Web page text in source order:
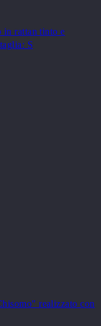
in rattan tinto e
S
realizzato con